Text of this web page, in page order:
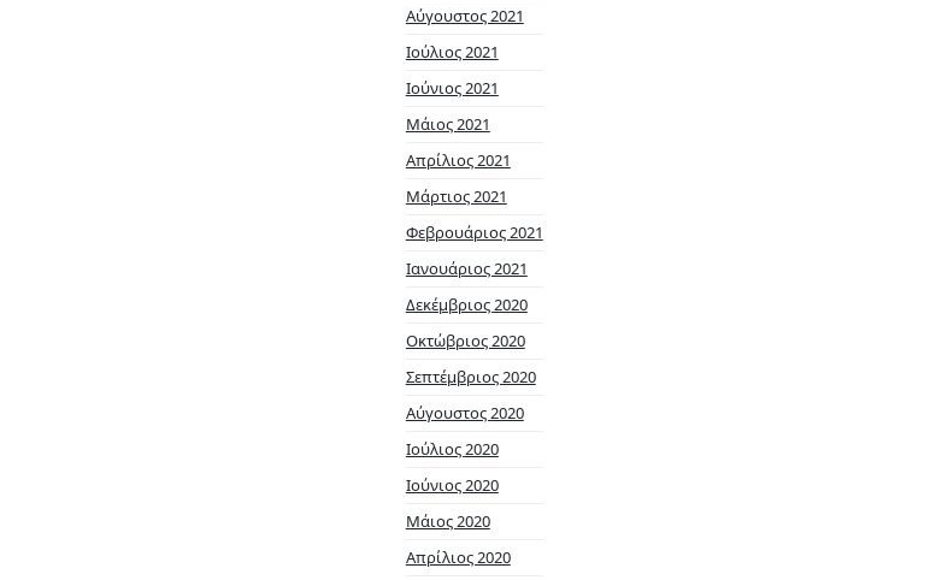
Αύγουστος 2021
Ιούλιος 2021
Ιούνιος 2021
Μάιος 2021
Απρίλιος 2021
Μάρτιος 2021
Φεβρουάριος 2021
Ιανουάριος 2021
Δεκέμβριος 2020
Οκτώβριος 2020
Σεπτέμβριος 2020
Αύγουστος 2020
Ιούλιος 2020
Ιούνιος 2020
Μάιος 2020
Απρίλιος 2020